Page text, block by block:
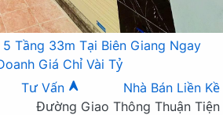
Tầng 33m Tại Biên Giang Ngay
Giá Chỉ Vài Tỷ
Tư Vấn
Nhà Bán Liền Kề
Đường Giao Thông Thuận Tiện